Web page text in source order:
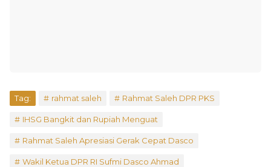
Tag: rahmat saleh Rahmat Saleh DPR PKS
IHSG Bangkit dan Rupiah Menguat
Rahmat Saleh Apresiasi Gerak Cepat Dasco
Wakil Ketua DPR RI Sufmi Dasco Ahmad